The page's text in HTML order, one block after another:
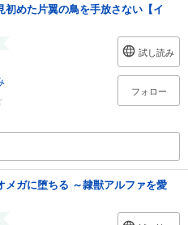
初めた片翼の鳥を手放さない【イ
試し読み
フォロー
メガに堕ちる ～隷獣アルファを愛